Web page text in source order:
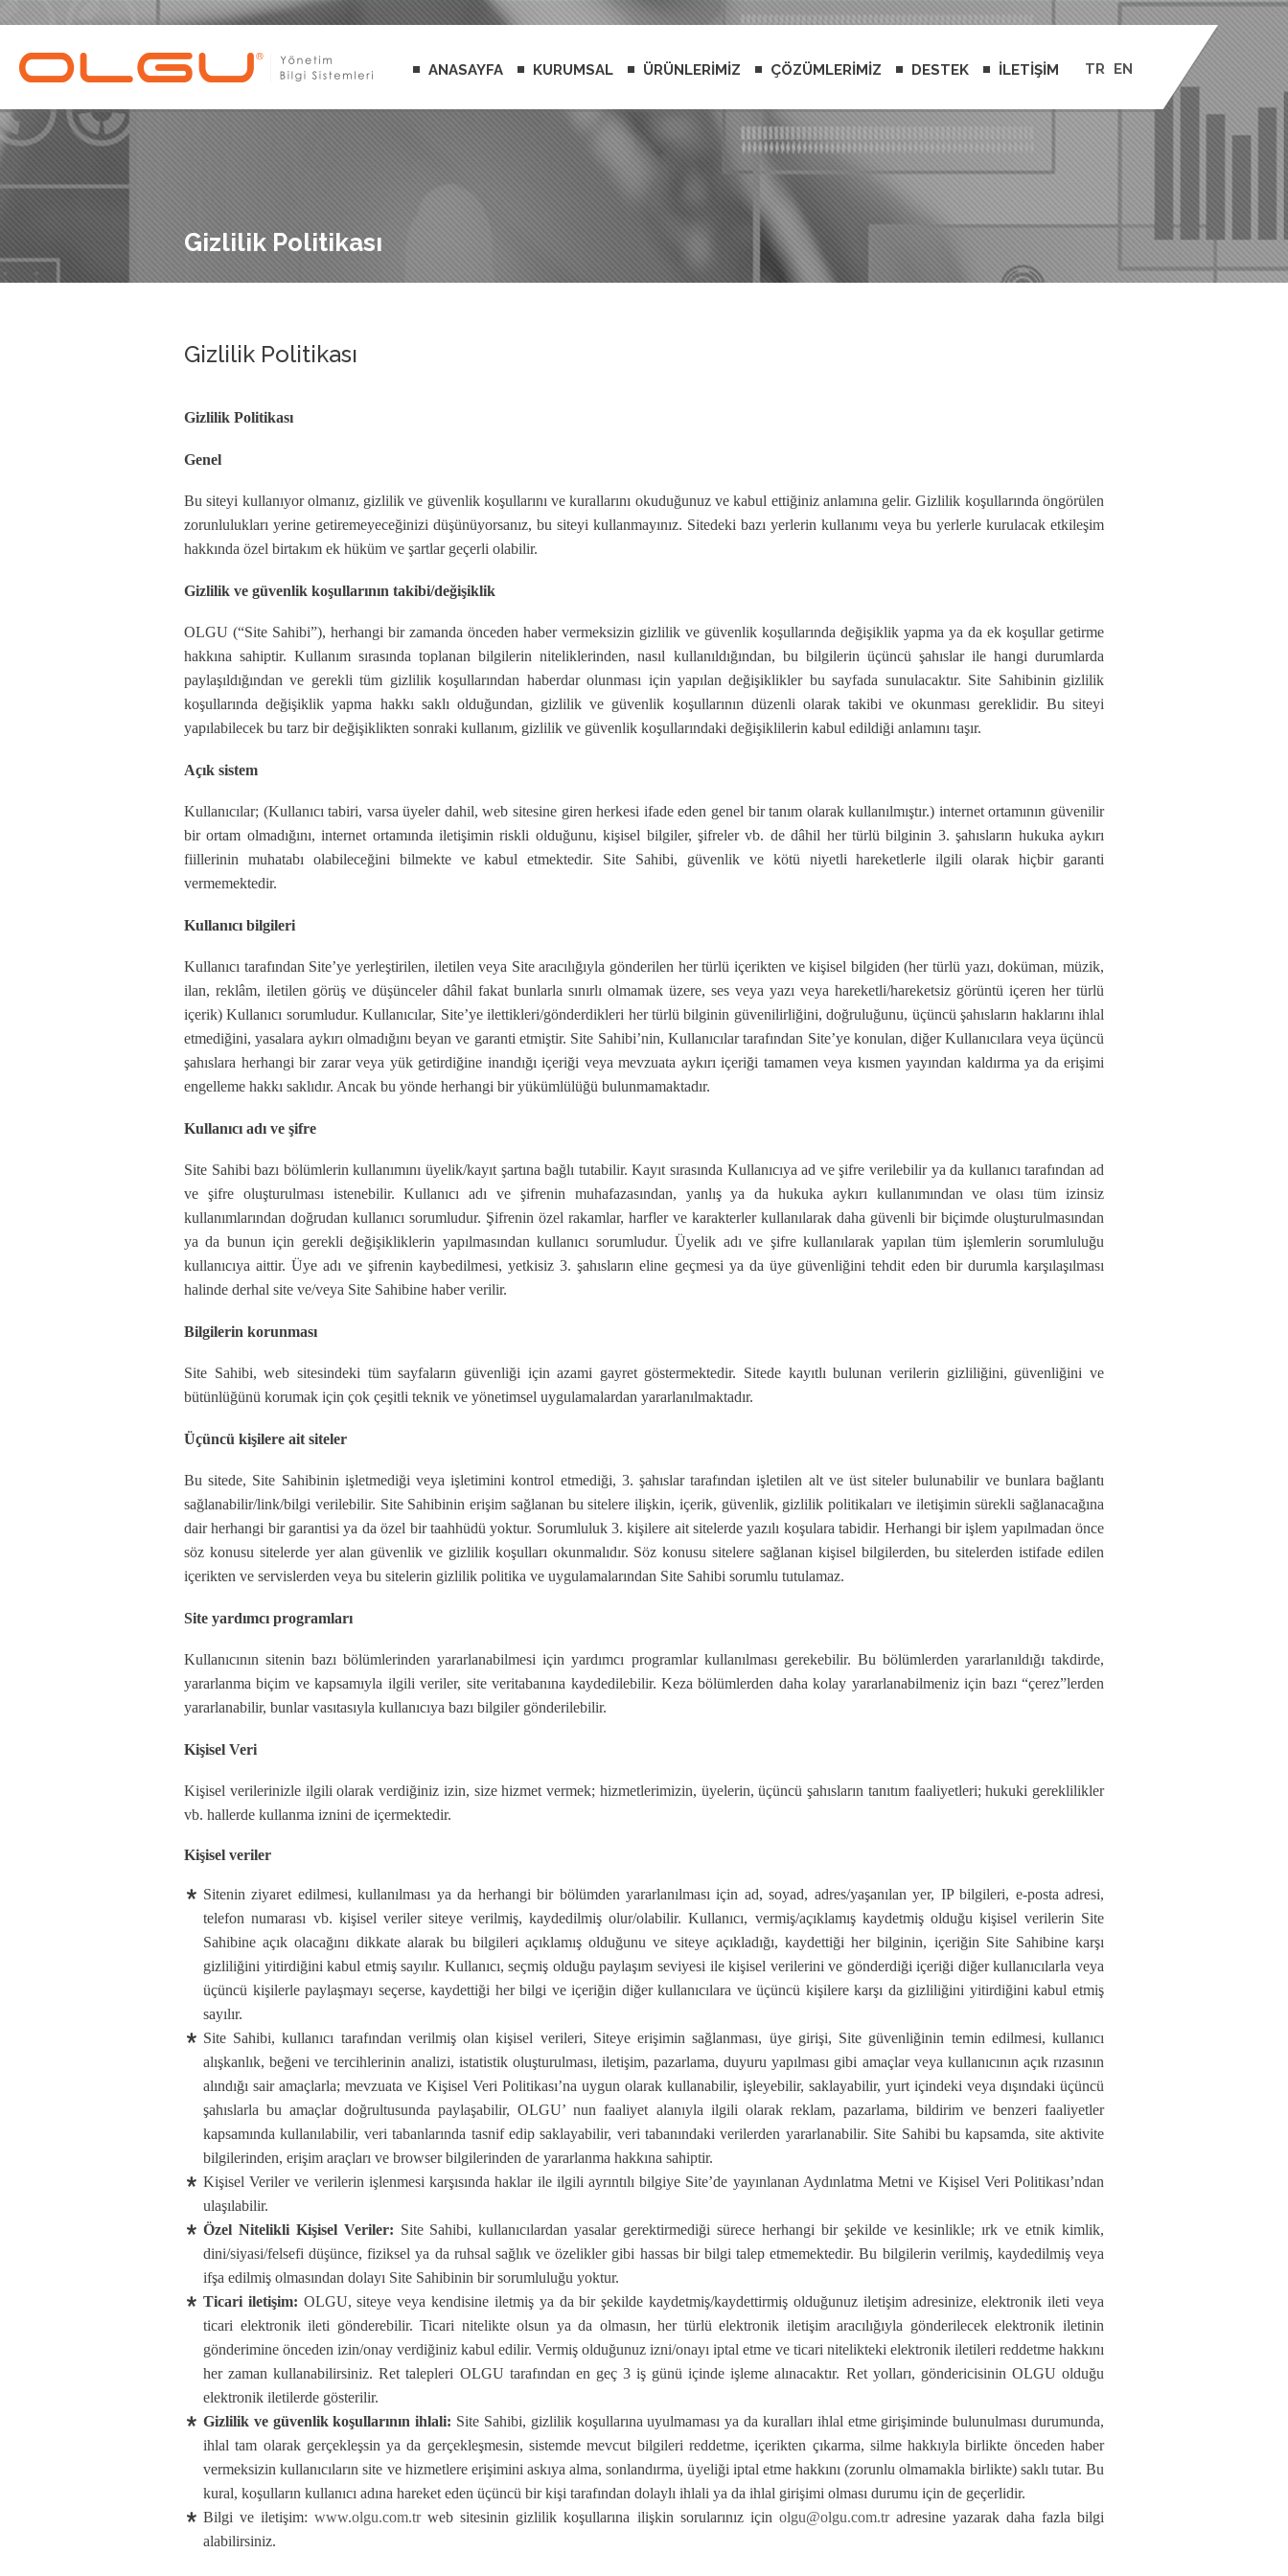
TR EN
ANASAYFA KURUMSAL ÜRÜNLERİMİZ ÇÖZÜMLERİMİZ DESTEK İLETİŞİM
Gizlilik Politikası
Gizlilik Politikası
Gizlilik Politikası
Genel
Bu siteyi kullanıyor olmanız, gizlilik ve güvenlik koşullarını ve kurallarını okuduğunuz ve kabul ettiğiniz anlamına gelir. Gizlilik koşullarında öngörülen
zorunlulukları yerine getiremeyeceğinizi düşünüyorsanız, bu siteyi kullanmayınız. Sitedeki bazı yerlerin kullanımı veya bu yerlerle kurulacak etkileşim
hakkında özel birtakım ek hüküm ve şartlar geçerli olabilir.
Gizlilik ve güvenlik koşullarının takibi/değişiklik
OLGU (“Site Sahibi”), herhangi bir zamanda önceden haber vermeksizin gizlilik ve güvenlik koşullarında değişiklik yapma ya da ek koşullar getirme
hakkına sahiptir. Kullanım sırasında toplanan bilgilerin niteliklerinden, nasıl kullanıldığından, bu bilgilerin üçüncü şahıslar ile hangi durumlarda
paylaşıldığından ve gerekli tüm gizlilik koşullarından haberdar olunması için yapılan değişiklikler bu sayfada sunulacaktır. Site Sahibinin gizlilik
koşullarında değişiklik yapma hakkı saklı olduğundan, gizlilik ve güvenlik koşullarının düzenli olarak takibi ve okunması gereklidir. Bu siteyi
yapılabilecek bu tarz bir değişiklikten sonraki kullanım, gizlilik ve güvenlik koşullarındaki değişiklilerin kabul edildiği anlamını taşır.
Açık sistem
Kullanıcılar; (Kullanıcı tabiri, varsa üyeler dahil, web sitesine giren herkesi ifade eden genel bir tanım olarak kullanılmıştır.) internet ortamının güvenilir
bir ortam olmadığını, internet ortamında iletişimin riskli olduğunu, kişisel bilgiler, şifreler vb. de dâhil her türlü bilginin 3. şahısların hukuka aykırı
fiillerinin muhatabı olabileceğini bilmekte ve kabul etmektedir. Site Sahibi, güvenlik ve kötü niyetli hareketlerle ilgili olarak hiçbir garanti
vermemektedir.
Kullanıcı bilgileri
Kullanıcı tarafından Site’ye yerleştirilen, iletilen veya Site aracılığıyla gönderilen her türlü içerikten ve kişisel bilgiden (her türlü yazı, doküman, müzik,
ilan, reklâm, iletilen görüş ve düşünceler dâhil fakat bunlarla sınırlı olmamak üzere, ses veya yazı veya hareketli/hareketsiz görüntü içeren her türlü
içerik) Kullanıcı sorumludur. Kullanıcılar, Site’ye ilettikleri/gönderdikleri her türlü bilginin güvenilirliğini, doğruluğunu, üçüncü şahısların haklarını ihlal
etmediğini, yasalara aykırı olmadığını beyan ve garanti etmiştir. Site Sahibi’nin, Kullanıcılar tarafından Site’ye konulan, diğer Kullanıcılara veya üçüncü
şahıslara herhangi bir zarar veya yük getirdiğine inandığı içeriği veya mevzuata aykırı içeriği tamamen veya kısmen yayından kaldırma ya da erişimi
engelleme hakkı saklıdır. Ancak bu yönde herhangi bir yükümlülüğü bulunmamaktadır.
Kullanıcı adı ve şifre
Site Sahibi bazı bölümlerin kullanımını üyelik/kayıt şartına bağlı tutabilir. Kayıt sırasında Kullanıcıya ad ve şifre verilebilir ya da kullanıcı tarafından ad
ve şifre oluşturulması istenebilir. Kullanıcı adı ve şifrenin muhafazasından, yanlış ya da hukuka aykırı kullanımından ve olası tüm izinsiz
kullanımlarından doğrudan kullanıcı sorumludur. Şifrenin özel rakamlar, harfler ve karakterler kullanılarak daha güvenli bir biçimde oluşturulmasından
ya da bunun için gerekli değişikliklerin yapılmasından kullanıcı sorumludur. Üyelik adı ve şifre kullanılarak yapılan tüm işlemlerin sorumluluğu
kullanıcıya aittir. Üye adı ve şifrenin kaybedilmesi, yetkisiz 3. şahısların eline geçmesi ya da üye güvenliğini tehdit eden bir durumla karşılaşılması
halinde derhal site ve/veya Site Sahibine haber verilir.
Bilgilerin korunması
Site Sahibi, web sitesindeki tüm sayfaların güvenliği için azami gayret göstermektedir. Sitede kayıtlı bulunan verilerin gizliliğini, güvenliğini ve
bütünlüğünü korumak için çok çeşitli teknik ve yönetimsel uygulamalardan yararlanılmaktadır.
Üçüncü kişilere ait siteler
Bu sitede, Site Sahibinin işletmediği veya işletimini kontrol etmediği, 3. şahıslar tarafından işletilen alt ve üst siteler bulunabilir ve bunlara bağlantı
sağlanabilir/link/bilgi verilebilir. Site Sahibinin erişim sağlanan bu sitelere ilişkin, içerik, güvenlik, gizlilik politikaları ve iletişimin sürekli sağlanacağına
dair herhangi bir garantisi ya da özel bir taahhüdü yoktur. Sorumluluk 3. kişilere ait sitelerde yazılı koşulara tabidir. Herhangi bir işlem yapılmadan önce
söz konusu sitelerde yer alan güvenlik ve gizlilik koşulları okunmalıdır. Söz konusu sitelere sağlanan kişisel bilgilerden, bu sitelerden istifade edilen
içerikten ve servislerden veya bu sitelerin gizlilik politika ve uygulamalarından Site Sahibi sorumlu tutulamaz.
Site yardımcı programları
Kullanıcının sitenin bazı bölümlerinden yararlanabilmesi için yardımcı programlar kullanılması gerekebilir. Bu bölümlerden yararlanıldığı takdirde,
yararlanma biçim ve kapsamıyla ilgili veriler, site veritabanına kaydedilebilir. Keza bölümlerden daha kolay yararlanabilmeniz için bazı “çerez”lerden
yararlanabilir, bunlar vasıtasıyla kullanıcıya bazı bilgiler gönderilebilir.
Kişisel Veri
Kişisel verilerinizle ilgili olarak verdiğiniz izin, size hizmet vermek; hizmetlerimizin, üyelerin, üçüncü şahısların tanıtım faaliyetleri; hukuki gereklilikler
vb. hallerde kullanma iznini de içermektedir.
Kişisel veriler
Sitenin ziyaret edilmesi, kullanılması ya da herhangi bir bölümden yararlanılması için ad, soyad, adres/yaşanılan yer, IP bilgileri, e-posta adresi,
telefon numarası vb. kişisel veriler siteye verilmiş, kaydedilmiş olur/olabilir. Kullanıcı, vermiş/açıklamış kaydetmiş olduğu kişisel verilerin Site
Sahibine açık olacağını dikkate alarak bu bilgileri açıklamış olduğunu ve siteye açıkladığı, kaydettiği her bilginin, içeriğin Site Sahibine karşı
gizliliğini yitirdiğini kabul etmiş sayılır. Kullanıcı, seçmiş olduğu paylaşım seviyesi ile kişisel verilerini ve gönderdiği içeriği diğer kullanıcılarla veya
üçüncü kişilerle paylaşmayı seçerse, kaydettiği her bilgi ve içeriğin diğer kullanıcılara ve üçüncü kişilere karşı da gizliliğini yitirdiğini kabul etmiş
sayılır.
Site Sahibi, kullanıcı tarafından verilmiş olan kişisel verileri, Siteye erişimin sağlanması, üye girişi, Site güvenliğinin temin edilmesi, kullanıcı
alışkanlık, beğeni ve tercihlerinin analizi, istatistik oluşturulması, iletişim, pazarlama, duyuru yapılması gibi amaçlar veya kullanıcının açık rızasının
alındığı sair amaçlarla; mevzuata ve Kişisel Veri Politikası’na uygun olarak kullanabilir, işleyebilir, saklayabilir, yurt içindeki veya dışındaki üçüncü
şahıslarla bu amaçlar doğrultusunda paylaşabilir, OLGU’ nun faaliyet alanıyla ilgili olarak reklam, pazarlama, bildirim ve benzeri faaliyetler
kapsamında kullanılabilir, veri tabanlarında tasnif edip saklayabilir, veri tabanındaki verilerden yararlanabilir. Site Sahibi bu kapsamda, site aktivite
bilgilerinden, erişim araçları ve browser bilgilerinden de yararlanma hakkına sahiptir.
Kişisel Veriler ve verilerin işlenmesi karşısında haklar ile ilgili ayrıntılı bilgiye Site’de yayınlanan Aydınlatma Metni ve Kişisel Veri Politikası’ndan
ulaşılabilir.
Özel Nitelikli Kişisel Veriler: Site Sahibi, kullanıcılardan yasalar gerektirmediği sürece herhangi bir şekilde ve kesinlikle; ırk ve etnik kimlik,
dini/siyasi/felsefi düşünce, fiziksel ya da ruhsal sağlık ve özelikler gibi hassas bir bilgi talep etmemektedir. Bu bilgilerin verilmiş, kaydedilmiş veya
ifşa edilmiş olmasından dolayı Site Sahibinin bir sorumluluğu yoktur.
Ticari iletişim: OLGU, siteye veya kendisine iletmiş ya da bir şekilde kaydetmiş/kaydettirmiş olduğunuz iletişim adresinize, elektronik ileti veya
ticari elektronik ileti gönderebilir. Ticari nitelikte olsun ya da olmasın, her türlü elektronik iletişim aracılığıyla gönderilecek elektronik iletinin
gönderimine önceden izin/onay verdiğiniz kabul edilir. Vermiş olduğunuz izni/onayı iptal etme ve ticari nitelikteki elektronik iletileri reddetme hakkını
her zaman kullanabilirsiniz. Ret talepleri OLGU tarafından en geç 3 iş günü içinde işleme alınacaktır. Ret yolları, göndericisinin OLGU olduğu
elektronik iletilerde gösterilir.
Gizlilik ve güvenlik koşullarının ihlali: Site Sahibi, gizlilik koşullarına uyulmaması ya da kuralları ihlal etme girişiminde bulunulması durumunda,
ihlal tam olarak gerçekleşsin ya da gerçekleşmesin, sistemde mevcut bilgileri reddetme, içerikten çıkarma, silme hakkıyla birlikte önceden haber
vermeksizin kullanıcıların site ve hizmetlere erişimini askıya alma, sonlandırma, üyeliği iptal etme hakkını (zorunlu olmamakla birlikte) saklı tutar. Bu
kural, koşulların kullanıcı adına hareket eden üçüncü bir kişi tarafından dolaylı ihlali ya da ihlal girişimi olması durumu için de geçerlidir.
Bilgi ve iletişim:www.olgu.com.trweb sitesinin gizlilik koşullarına ilişkin sorularınız için olgu@olgu.com.tradresine yazarak daha fazla bilgi
alabilirsiniz.